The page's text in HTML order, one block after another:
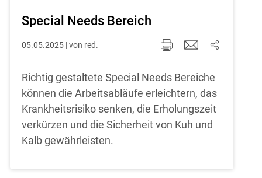
Special Needs Bereich
05.05.2025 | von red.
Richtig gestaltete Special Needs Bereiche
können die Arbeitsabläufe erleichtern, das
Krankheitsrisiko senken, die Erholungszeit
verkürzen und die Sicherheit von Kuh und
Kalb gewährleisten.